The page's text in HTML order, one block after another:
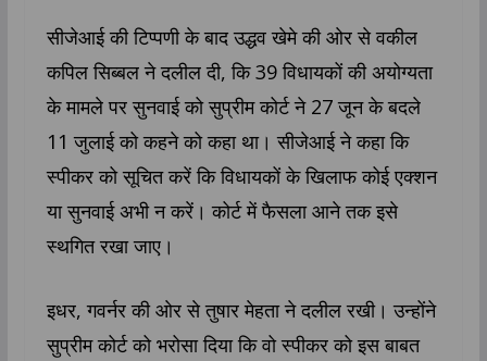
सीजेआई की टिप्पणी के बाद उद्धव खेमे की ओर से वकील
कपिल सिब्बल ने दलील दी, कि 39 विधायकों की अयोग्यता
के मामले पर सुनवाई को सुप्रीम कोर्ट ने 27 जून के बदले
11 जुलाई को कहने को कहा था। सीजेआई ने कहा कि
स्पीकर को सूचित करें कि विधायकों के खिलाफ कोई एक्शन
या सुनवाई अभी न करें। कोर्ट में फैसला आने तक इसे
स्थगित रखा जाए।
इधर, गवर्नर की ओर से तुषार मेहता ने दलील रखी। उन्होंने
सुप्रीम कोर्ट को भरोसा दिया कि वो स्पीकर को इस बाबत